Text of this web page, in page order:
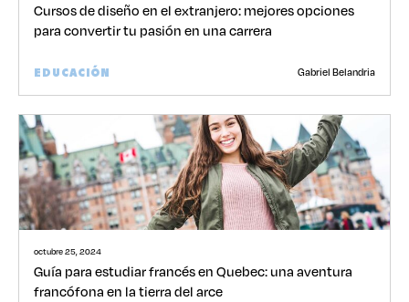
Cursos de diseño en el extranjero: mejores opciones
para convertir tu pasión en una carrera
EDUCACIÓN Gabriel Belandria
octubre 25, 2024
Guía para estudiar francés en Quebec: una aventura
francófona en la tierra del arce